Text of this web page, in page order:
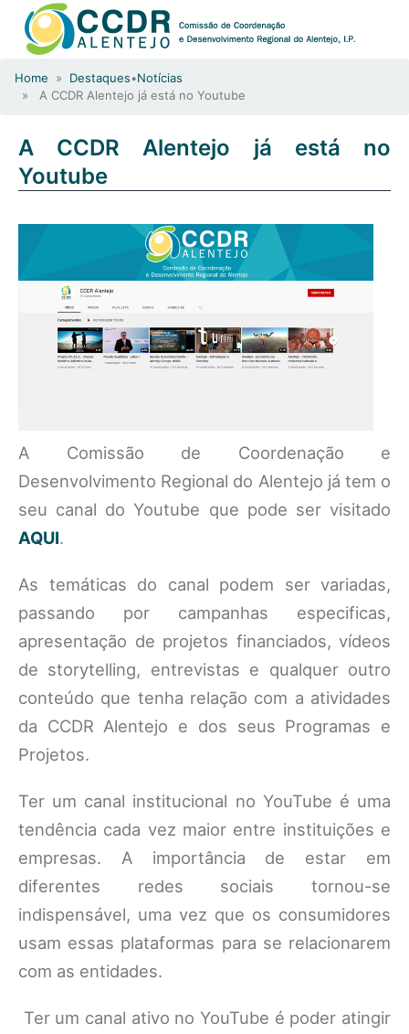
Home » Destaques•Notícias
» A CCDR Alentejo já está no Youtube
A CCDR Alentejo já está no
Youtube
A Comissão de Coordenação e
Desenvolvimento Regional do Alentejo já tem o
seu canal do Youtube que pode ser visitado
AQUI.
As temáticas do canal podem ser variadas,
passando por campanhas especificas,
apresentação de projetos financiados, vídeos
de storytelling, entrevistas e qualquer outro
conteúdo que tenha relação com a atividades
da CCDR Alentejo e dos seus Programas e
Projetos.
Ter um canal institucional no YouTube é uma
tendência cada vez maior entre instituições e
empresas. A importância de estar em
diferentes redes sociais tornou-se
indispensável, uma vez que os consumidores
usam essas plataformas para se relacionarem
com as entidades.
Ter um canal ativo no YouTube é poder atingir